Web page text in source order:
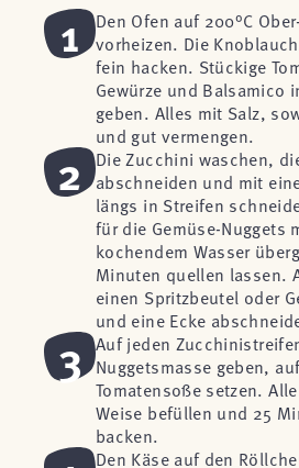
1
Den Ofen auf 200°C
vorheizen. Die
fein hacken. Stückige
Gewürze und Balsamico
geben. Alles mit Salz,
und gut vermengen.
2
Die Zucchini waschen,
abschneiden und mit
längs in Streifen
für die Gemüse-Nuggets
kochendem Wasser
Minuten quellen lassen.
einen Spritzbeutel oder
und eine Ecke
3
Auf jeden
Nuggetsmasse geben,
Tomatensoße setzen.
Weise befüllen und 25
backen.
Den Käse auf den